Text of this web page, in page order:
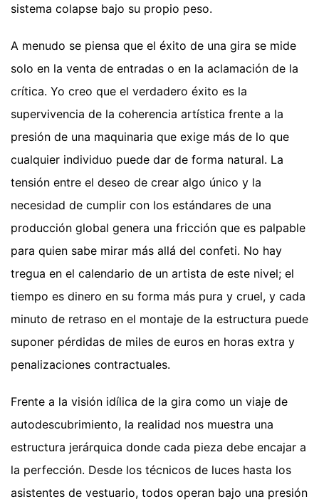
sistema colapse bajo su propio peso.
A menudo se piensa que el éxito de una gira se mide
solo en la venta de entradas o en la aclamación de la
crítica. Yo creo que el verdadero éxito es la
supervivencia de la coherencia artística frente a la
presión de una maquinaria que exige más de lo que
cualquier individuo puede dar de forma natural. La
tensión entre el deseo de crear algo único y la
necesidad de cumplir con los estándares de una
producción global genera una fricción que es palpable
para quien sabe mirar más allá del confeti. No hay
tregua en el calendario de un artista de este nivel; el
tiempo es dinero en su forma más pura y cruel, y cada
minuto de retraso en el montaje de la estructura puede
suponer pérdidas de miles de euros en horas extra y
penalizaciones contractuales.
Frente a la visión idílica de la gira como un viaje de
autodescubrimiento, la realidad nos muestra una
estructura jerárquica donde cada pieza debe encajar a
la perfección. Desde los técnicos de luces hasta los
asistentes de vestuario, todos operan bajo una presión